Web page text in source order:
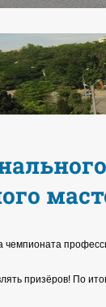
чемпионата
призёров! По